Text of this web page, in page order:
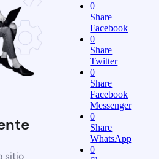
0
Share
Facebook
0
Share
Twitter
0
Share
Facebook
Messenger
0
Share
WhatsApp
0